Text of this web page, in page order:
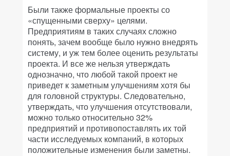
Были также формальные проекты со
«спущенными сверху» целями.
Предприятиям в таких случаях сложно
понять, зачем вообще было нужно внедрять
систему, и уж тем более оценить результаты
проекта. И все же нельзя утверждать
однозначно, что любой такой проект не
приведет к заметным улучшениям хотя бы
для головной структуры. Следовательно,
утверждать, что улучшения отсутствовали,
можно только относительно 32%
предприятий и противопоставлять их той
части исследуемых компаний, в которых
положительные изменения были заметны.